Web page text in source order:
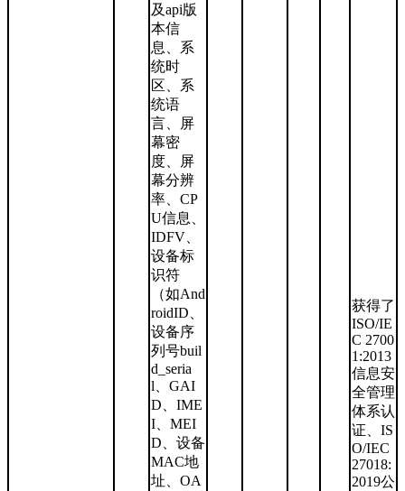
及api版
本信
息、系
统时
区、系
统语
言、屏
幕密
度、屏
幕分辨
率、CP
U信息、
IDFV、
设备标
识符
（如And
roidID、
设备序
列号buil
d_seria
l、GAI
D、IME
I、MEI
D、设备
MAC地
址、OA
获得了
ISO/IE
C 2700
1:2013
信息安
全管理
体系认
证、IS
O/IEC
27018:
2019公